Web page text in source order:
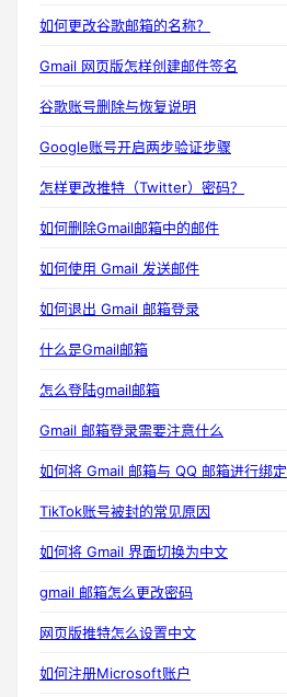
如何更改谷歌邮箱的名称？
Gmail 网页版怎样创建邮件签名
谷歌账号删除与恢复说明
Google账号开启两步验证步骤
怎样更改推特（Twitter）密码？
如何删除Gmail邮箱中的邮件
如何使用 Gmail 发送邮件
如何退出 Gmail 邮箱登录
什么是Gmail邮箱
怎么登陆gmail邮箱
Gmail 邮箱登录需要注意什么
如何将 Gmail 邮箱与 QQ 邮箱进行绑定
TikTok账号被封的常见原因
如何将 Gmail 界面切换为中文
gmail 邮箱怎么更改密码
网页版推特怎么设置中文
如何注册Microsoft账户